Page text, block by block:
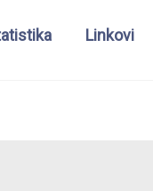
Linkovi